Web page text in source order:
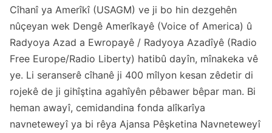
Cîhanî ya Amerîkî (USAGM) ve ji bo hin dezgehên
nûçeyan wek Dengê Amerîkayê (Voice of America) û
Radyoya Azad a Ewropayê / Radyoya Azadîyê (Radio
Free Europe/Radio Liberty) hatibû dayîn, mînakeka vê
ye. Li seranserê cîhanê ji 400 mîlyon kesan zêdetir di
rojekê de ji gihîştina agahîyên pêbawer bêpar man. Bi
heman awayî, cemidandina fonda alîkarîya
navneteweyî ya bi rêya Ajansa Pêşketina Navneteweyî